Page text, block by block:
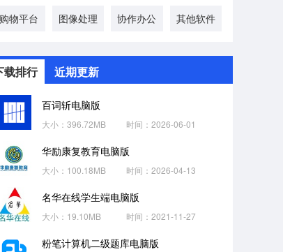
购物平台 图像处理 协作办公 其他软件
载排行 近期更新
百词斩电脑版
大小：396.72MB 时间：2026-06-01
华励康复教育电脑版
大小：100.18MB 时间：2026-04-13
名华在线学生端电脑版
大小：19.10MB 时间：2021-11-27
粉笔计算机二级题库电脑版